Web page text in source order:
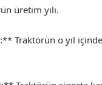
üretim yılı.
Traktörün o yıl